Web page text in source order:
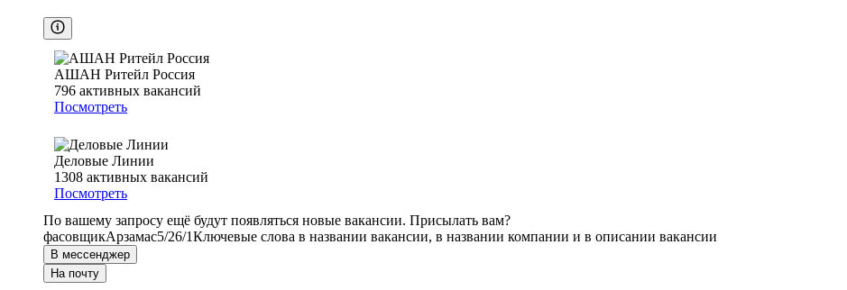
АШАН Ритейл Россия
796 активных вакансий
Посмотреть
Деловые Линии
1308 активных вакансий
Посмотреть
По вашему запросу ещё будут появляться новые вакансии. Присылать вам?
фасовщикАрзамас5/26/1Ключевые слова в названии вакансии, в названии компании и в описании вакансии
В мессенджер
На почту